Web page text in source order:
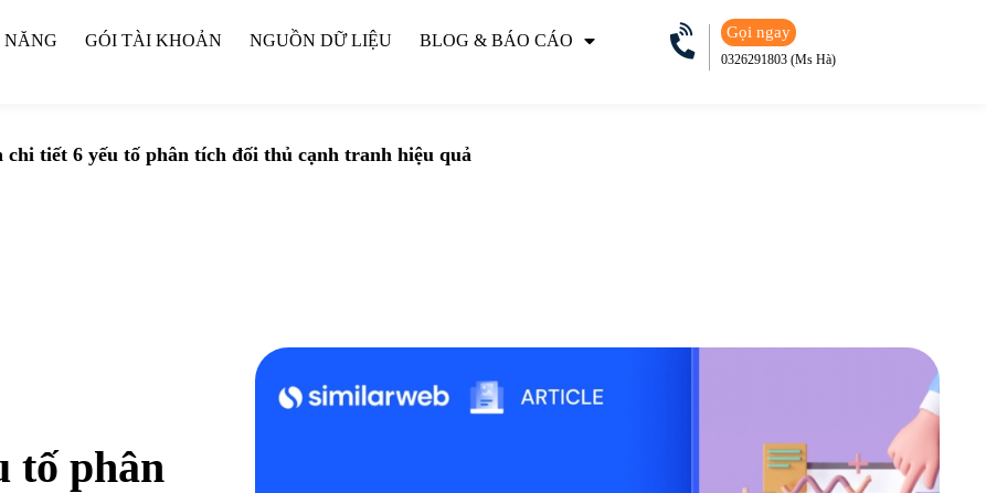
NĂNG GÓI TÀI KHOẢN NGUỒN DỮ LIỆU BLOG & BÁO CÁO Gọi ngay
0326291803 (Ms Hà)
chi tiết 6 yếu tố phân tích đối thủ cạnh tranh hiệu quả
tố phân